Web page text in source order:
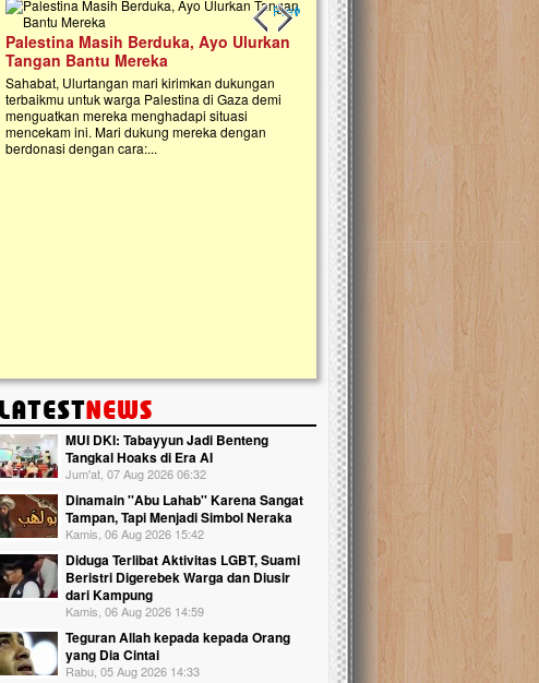
Previous slide
Next slide
Palestina Masih Berduka, Ayo Ulurkan
Tangan Bantu Mereka
Sahabat, Ulurtangan mari kirimkan dukungan
terbaikmu untuk warga Palestina di Gaza demi
menguatkan mereka menghadapi situasi
mencekam ini. Mari dukung mereka dengan
berdonasi dengan cara:...
Open Donasi Wakaf
Rumah Qur'an & TK Islam
Najjah di Jonggol
Saat ini, Ulurtangan bersama Yayasan
Najjahtul Islam Jonggol sedang merintis
pembangunan Rumah Qur’an dan
kanak Islam Terpadu (TKIT) An Najjah
Gedung Majelis Taklim di Jonggol,...
MUI DKI: Tabayyun Jadi Benteng
Tangkal Hoaks di Era AI
Jum'at, 07 Aug 2026 06:32
Dinamain ''Abu Lahab'' Karena Sangat
Tampan, Tapi Menjadi Simbol Neraka
Kamis, 06 Aug 2026 15:42
Diduga Terlibat Aktivitas LGBT, Suami
Beristri Digerebek Warga dan Diusir
dari Kampung
Kamis, 06 Aug 2026 14:59
Teguran Allah kepada kepada Orang
yang Dia Cintai
Rabu, 05 Aug 2026 14:33